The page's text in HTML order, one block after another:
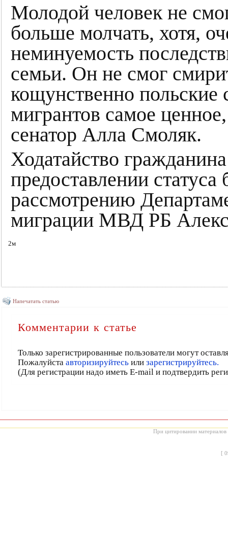
Молодой человек не
больше молчать, хотя,
неминуемость
семьи. Он не смог
кощунственно
мигрантов самое
сенатор Алла Смоляк.
Ходатайство
предоставлении
рассмотрению
миграции МВД РБ
2м
Напечатать статью
Комментарии к статье
Только зарегистрированные пользователи могут
Пожалуйста авторизируйтесьили зарегистрируйтесь.
(Для регистрации надо иметь E-mail и подтвердить
При цитировании материалов
[